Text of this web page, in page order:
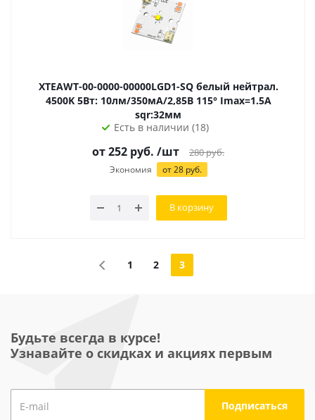
XTEAWT-00-0000-00000LGD1-SQ белый нейтрал.
4500K 5Вт: 10лм/350мА/2,85В 115° Imax=1.5А
sqr:32мм
Есть в наличии (18)
от252 руб. /шт 280руб.
Экономия от28руб.
В корзину
1 2 3
Будьте всегда в курсе!
Узнавайте о скидках и акциях первым